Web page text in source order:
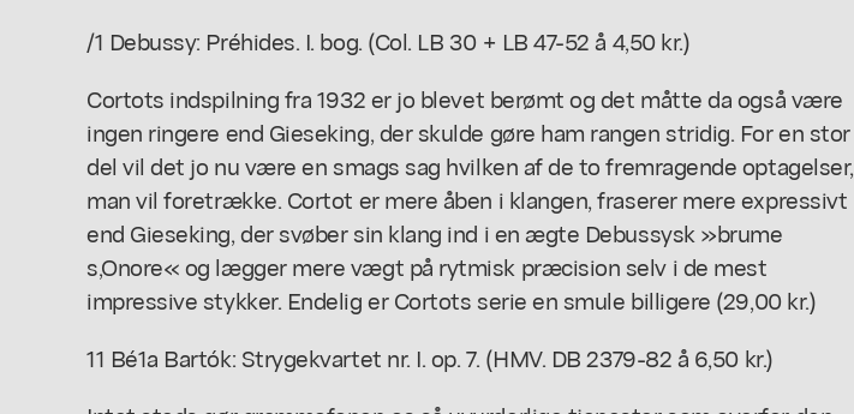
/1 Debussy: Préhides. I. bog. (Col. LB 30 + LB 47-52 å 4,50 kr.)
Cortots indspilning fra 1932 er jo blevet berømt og det måtte da også være
ingen ringere end Gieseking, der skulde gøre ham rangen stridig. For en stor
del vil det jo nu være en smags sag hvilken af de to fremragende optagelser,
man vil foretrække. Cortot er mere åben i klangen, fraserer mere expressivt
end Gieseking, der svøber sin klang ind i en ægte Debussysk »brume
s,Onore« og lægger mere vægt på rytmisk præcision selv i de mest
impressive stykker. Endelig er Cortots serie en smule billigere (29,00 kr.)
11 Bé1a Bartók: Strygekvartet nr. I. op. 7. (HMV. DB 2379-82 å 6,50 kr.)